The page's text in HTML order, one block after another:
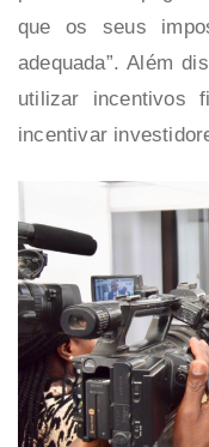
que os seus
adequada”. Além
utilizar incentivos
incentivar